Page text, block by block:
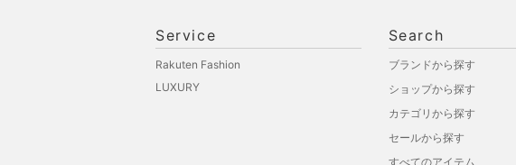
Service
Rakuten Fashion
LUXURY
Search
ブランドから探す
ショップから探す
カテゴリから探す
セールから探す
すべてのアイテム